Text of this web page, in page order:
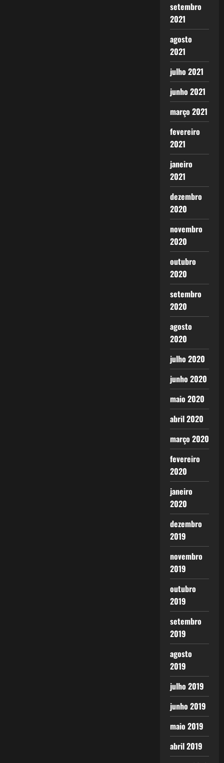
setembro
2021
agosto
2021
julho 2021
junho 2021
março 2021
fevereiro
2021
janeiro
2021
dezembro
2020
novembro
2020
outubro
2020
setembro
2020
agosto
2020
julho 2020
junho 2020
maio 2020
abril 2020
março 2020
fevereiro
2020
janeiro
2020
dezembro
2019
novembro
2019
outubro
2019
setembro
2019
agosto
2019
julho 2019
junho 2019
maio 2019
abril 2019